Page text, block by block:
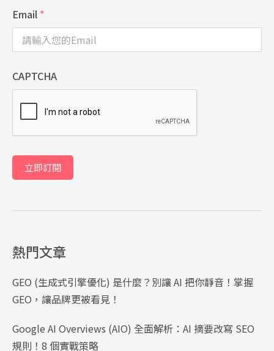
Email *
CAPTCHA
立即訂閱
熱門文章
GEO (生成式引擎優化) 是什麼？別讓 AI 把你靜音！掌握
GEO，讓品牌更被看見！
Google AI Overviews (AIO) 全面解析：AI 摘要改寫 SEO
規則！8 個實戰策略